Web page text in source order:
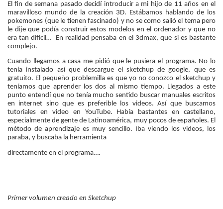
El fin de semana pasado decidí introducir a mi hijo de 11 años en el
maravilloso mundo de la creación 3D. Estábamos hablando de los
pokemones (que le tienen fascinado) y no se como salió el tema pero
le dije que podía construir estos modelos en el ordenador y que no
era tan difícil… En realidad pensaba en el 3dmax, que si es bastante
complejo.
Cuando llegamos a casa me pidió que le pusiera el programa. No lo
tenía instalado así que descargue el sketchup de google, que es
gratuito. El pequeño problemilla es que yo no conozco el sketchup y
teníamos que aprender los dos al mismo tiempo. Llegados a este
punto entendí que no tenía mucho sentido buscar manuales escritos
en internet sino que es preferible los videos. Así que buscamos
tutoriales en video en YouTube. Había bastantes en castellano,
especialmente de gente de Latinoamérica, muy pocos de españoles. El
método de aprendizaje es muy sencillo. Iba viendo los videos, los
paraba, y buscaba la herramienta
directamente en el programa….
Primer volumen creado en Sketchup